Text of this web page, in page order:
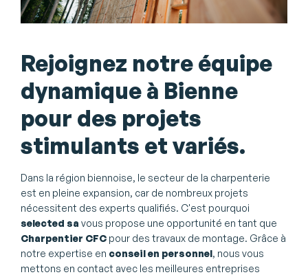
Rejoignez notre équipe
dynamique à Bienne
pour des projets
stimulants et variés.
Dans la région biennoise, le secteur de la charpenterie
est en pleine expansion, car de nombreux projets
nécessitent des experts qualifiés. C'est pourquoi
selected sa vous propose une opportunité en tant que
Charpentier CFC pour des travaux de montage. Grâce à
notre expertise en conseil en personnel, nous vous
mettons en contact avec les meilleures entreprises